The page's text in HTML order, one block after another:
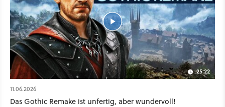
25:22
11.06.2026
Das Gothic Remake ist unfertig, aber wundervoll!